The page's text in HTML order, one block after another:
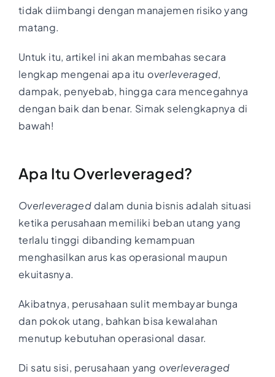
tidak diimbangi dengan manajemen risiko yang
matang.
Untuk itu, artikel ini akan membahas secara
lengkap mengenai apa itu overleveraged,
dampak, penyebab, hingga cara mencegahnya
dengan baik dan benar. Simak selengkapnya di
bawah!
Apa Itu Overleveraged?
Overleverageddalam dunia bisnis adalah situasi
ketika perusahaan memiliki beban utang yang
terlalu tinggi dibanding kemampuan
menghasilkan arus kas operasional maupun
ekuitasnya.
Akibatnya, perusahaan sulit membayar bunga
dan pokok utang, bahkan bisa kewalahan
menutup kebutuhan operasional dasar.
Di satu sisi, perusahaan yang overleveraged